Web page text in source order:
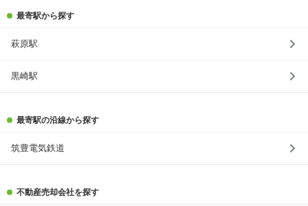
最寄駅から探す
萩原駅
黒崎駅
最寄駅の沿線から探す
筑豊電気鉄道
不動産売却会社を探す